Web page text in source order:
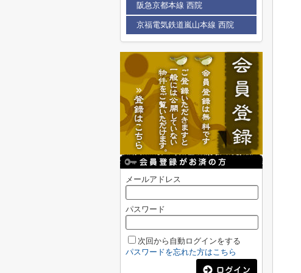
阪急京都本線 西院
京福電気鉄道嵐山本線 西院
メールアドレス
パスワード
次回から自動ログインをする
パスワードを忘れた方はこちら